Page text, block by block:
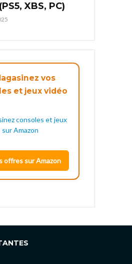
XBS, PC)
vos
et jeux vidéo
offres sur Amazon